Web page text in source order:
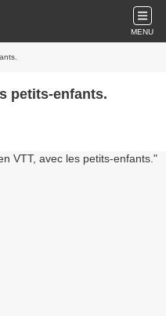
MENU
petits-enfants.